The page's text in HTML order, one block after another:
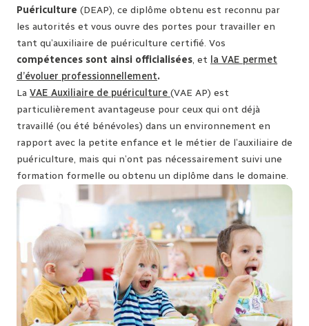
Puériculture (DEAP), ce diplôme obtenu est reconnu par
les autorités et vous ouvre des portes pour travailler en
tant qu’auxiliaire de puériculture certifié. Vos
compétences sont ainsi officialisées, et la VAE permet
d’évoluer professionnellement.
La VAE Auxiliaire de puériculture (VAE AP) est
particulièrement avantageuse pour ceux qui ont déjà
travaillé (ou été bénévoles) dans un environnement en
rapport avec la petite enfance et le métier de l’auxiliaire de
puériculture, mais qui n’ont pas nécessairement suivi une
formation formelle ou obtenu un diplôme dans le domaine.